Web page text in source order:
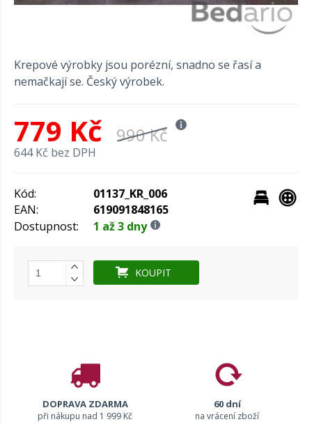
Krepové výrobky jsou porézní, snadno se řasí a
nemačkají se. Český výrobek.
779 Kč 990 Kč
644 Kč bez DPH
Kód:
01137_KR_006
EAN:
619091848165
Dostupnost:
1 až 3 dny
KOUPIT
DOPRAVA ZDARMA
při nákupu nad 1 999 Kč
60 dní
na vrácení zboží